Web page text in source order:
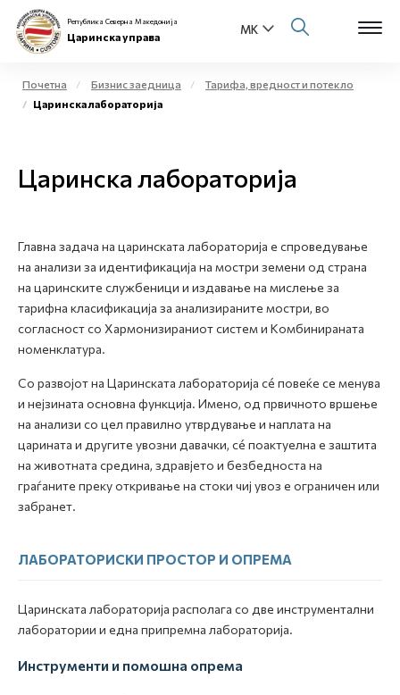
Физички лица
Open
Е-Царина
Медиа центар
Контакт
Е-Весник
Република Северна Македонија
Царинска управа
Почетна Бизнис заедница
Тарифа, вредност и потекло
Царинска лабораторија
Царинска лабораторија
Главна задача на царинската лабораторија е спроведување
на анализи за идентификација на мостри земени од страна
на царинските службеници и издавање на мислење за
тарифна класификација за анализираните мостри, во
согласност со Хармонизираниот систем и Комбинираната
номенклатура.
Со развојот на Царинската лабораторија сé повеќе се менува
и нејзината основна функција. Имено, од првичното вршење
на анализи со цел правилно утврдување и наплата на
царината и другите увозни давачки, сé поактуелна е заштита
на животната средина, здравјето и безбедноста на
граѓаните преку откривање на стоки чиј увоз е ограничен или
забранет.
ЛАБОРАТОРИСКИ ПРОСТОР И ОПРЕМА
Царинската лабораторија располага со две инструментални
лаборатории и една припремна лабораторија.
Инструменти и помошна опрема